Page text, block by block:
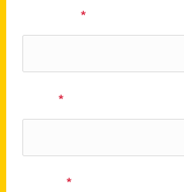
*
*
*